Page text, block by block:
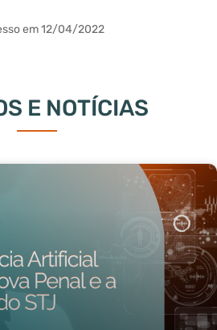
em 12/04/2022
E NOTÍCIAS